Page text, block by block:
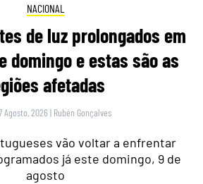
NACIONAL
de luz prolongados em
domingo e estas são as
afetadas
Agosto, 2026 | Rubén Gonçalves
vão voltar a enfrentar
já este domingo, 9 de
agosto